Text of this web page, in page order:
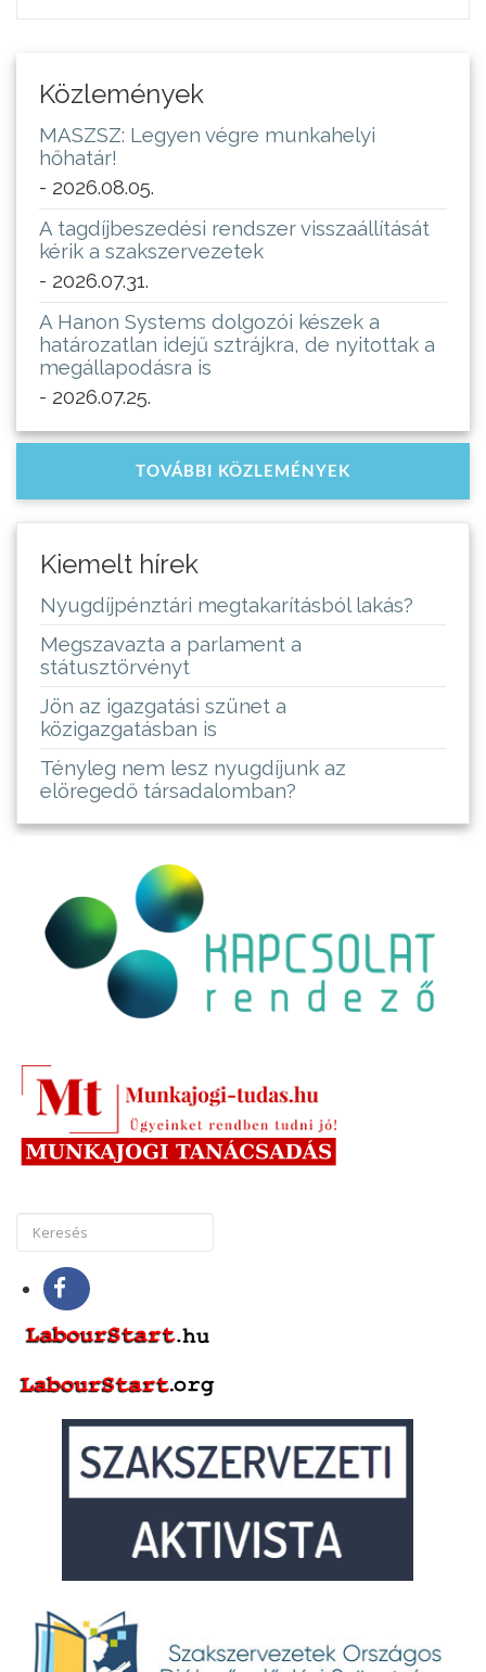
Közlemények
MASZSZ: Legyen végre munkahelyi
hőhatár!
- 2026.08.05.
A tagdíjbeszedési rendszer visszaállítását
kérik a szakszervezetek
- 2026.07.31.
A Hanon Systems dolgozói készek a
határozatlan idejű sztrájkra, de nyitottak a
megállapodásra is
- 2026.07.25.
TOVÁBBI KÖZLEMÉNYEK
Kiemelt hírek
Nyugdíjpénztári megtakarításból lakás?
Megszavazta a parlament a
státusztörvényt
Jön az igazgatási szünet a
közigazgatásban is
Tényleg nem lesz nyugdíjunk az
elöregedő társadalomban?